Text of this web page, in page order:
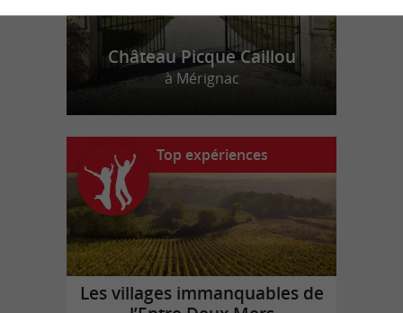
Château Picque Caillou
à Mérignac
Top expériences
Les villages immanquables de